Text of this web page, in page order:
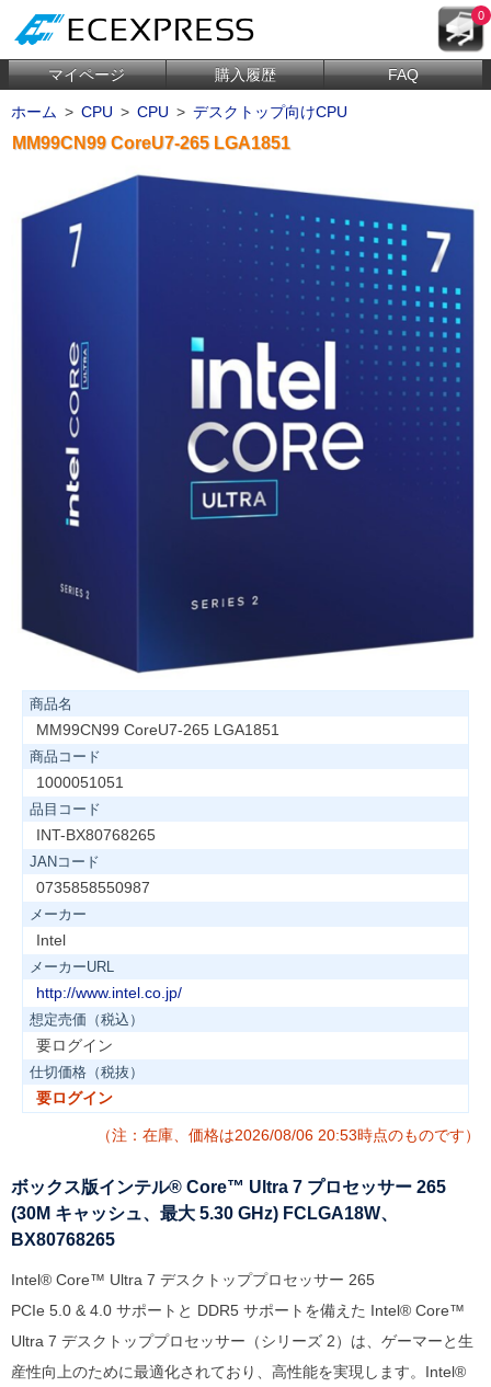
0
マイページ 購入履歴 FAQ
ホーム > CPU > CPU > デスクトップ向けCPU
MM99CN99 CoreU7-265 LGA1851
商品名
MM99CN99 CoreU7-265 LGA1851
商品コード
1000051051
品目コード
INT-BX80768265
JANコード
0735858550987
メーカー
Intel
メーカーURL
http://www.intel.co.jp/
想定売価（税込）
要ログイン
仕切価格（税抜）
要ログイン
（注：在庫、価格は2026/08/06 20:53時点のものです）
ボックス版インテル® Core™ Ultra 7 プロセッサー 265
(30M キャッシュ、最大 5.30 GHz) FCLGA18W、
BX80768265
Intel® Core™ Ultra 7 デスクトッププロセッサー 265
PCIe 5.0 & 4.0 サポートと DDR5 サポートを備えた Intel® Core™
Ultra 7 デスクトッププロセッサー（シリーズ 2）は、ゲーマーと生
産性向上のために最適化されており、高性能を実現します。Intel®